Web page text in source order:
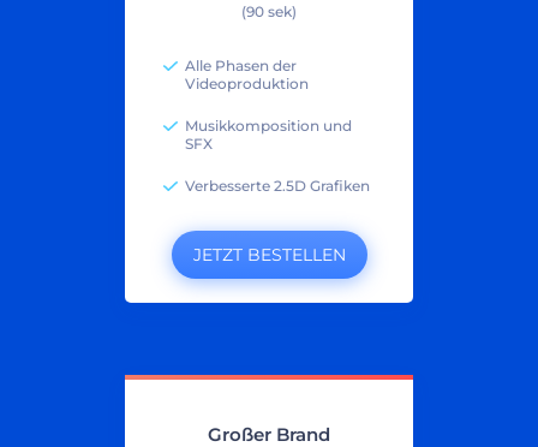
(90 sek)
Alle Phasen der
Videoproduktion
Musikkomposition und
SFX
Verbesserte 2.5D Grafiken
JETZT BESTELLEN
Großer Brand